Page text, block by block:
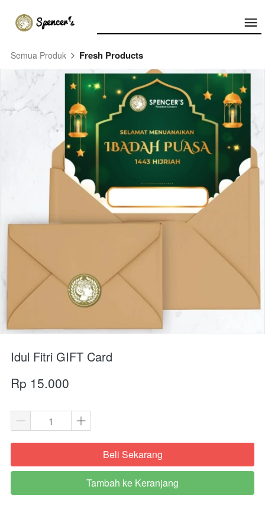
Semua Produk Fresh Products
Idul Fitri GIFT Card
Rp 15.000
`Beli Sekarang
`
Tambah ke Keranjang